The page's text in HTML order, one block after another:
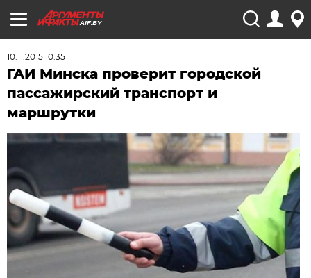
AIF.BY
10.11.2015 10:35
ГАИ Минска проверит городской
пассажирский транспорт и
маршрутки